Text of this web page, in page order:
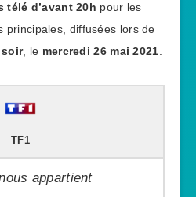
télé d’avant 20h pour les
principales, diffusées lors de
, le mercredi 26 mai 2021
TF1
appartient